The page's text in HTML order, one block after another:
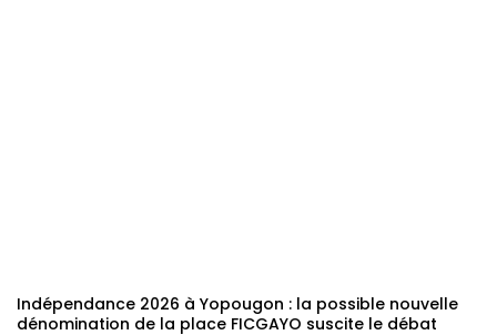
Indépendance 2026 à Yopougon : la possible nouvelle
dénomination de la place FICGAYO suscite le débat